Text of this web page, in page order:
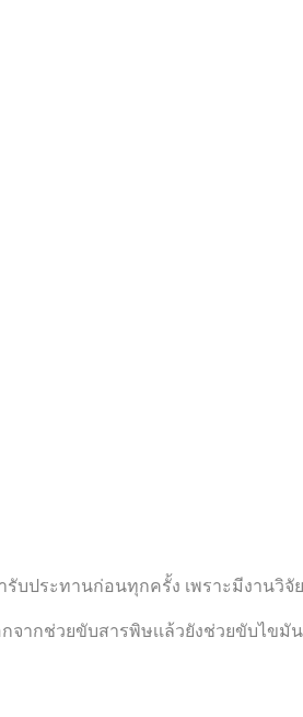
บประทานก่อนทุกครั้ง เพราะมีงานวิจั
ากช่วยขับสารพิษเเล้วยังช่วยขับไขมัน